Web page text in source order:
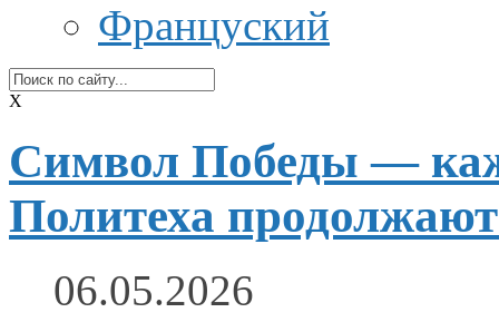
Француский
X
Символ Победы —
Политеха
06.05.2026